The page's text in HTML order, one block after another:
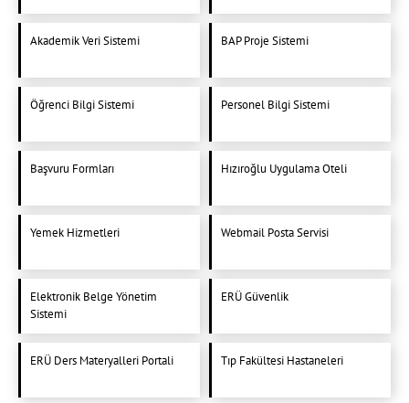
Akademik Veri Sistemi BAP Proje Sistemi
Öğrenci Bilgi Sistemi Personel Bilgi Sistemi
Başvuru Formları Hızıroğlu Uygulama Oteli
Yemek Hizmetleri Webmail Posta Servisi
Elektronik Belge Yönetim
Sistemi
ERÜ Güvenlik
ERÜ Ders Materyalleri Portali Tıp Fakültesi Hastaneleri